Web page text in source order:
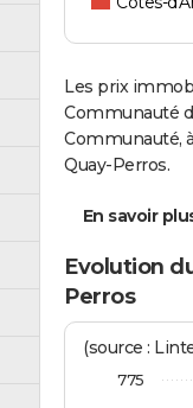
Les prix
Communauté
Communauté,
Quay-Perros.
En savoir
Evolution
Perros
(source :
775